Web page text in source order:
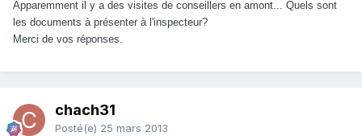
Apparemment il y a des visites de conseillers en amont... Quels sont
les documents à présenter à l'inspecteur?
Merci de vos réponses.
chach31
Posté(e) 25 mars 2013